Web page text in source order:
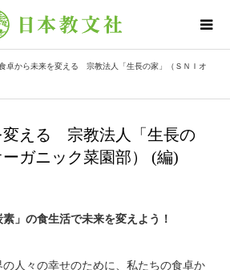
卓から未来を変える 宗教法人「生長の家」（ＳＮＩオ
変える 宗教法人「生長の
ガニック菜園部） (編)
素」の食生活で未来を変えよう！
人々の幸せのために、私たちの食卓か